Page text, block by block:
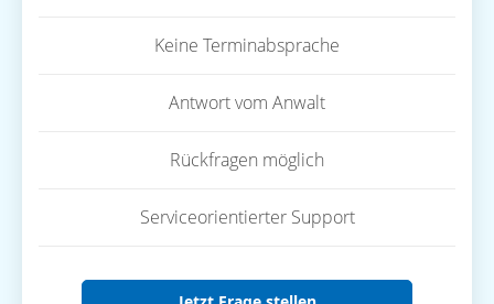
Keine Terminabsprache
Antwort vom Anwalt
Rückfragen möglich
Serviceorientierter Support